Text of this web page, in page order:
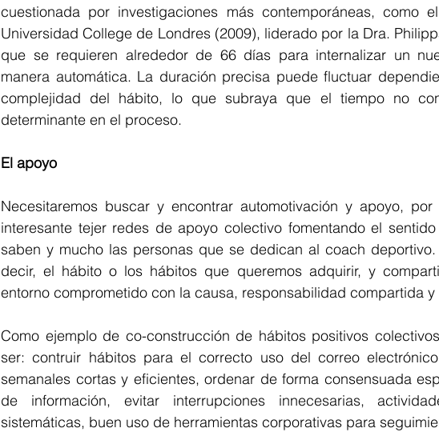
cuestionada por investigaciones más contemporáneas, como
Universidad College de Londres (2009), liderado por la Dra.
que se requieren alrededor de 66 días para internalizar un
manera automática. La duración precisa puede fluctuar
complejidad del hábito, lo que subraya que el tiempo no
determinante en el proceso.
El apoyo
Necesitaremos buscar y encontrar automotivación y apoyo,
interesante tejer redes de apoyo colectivo fomentando el
saben y mucho las personas que se dedican al coach
decir, el hábito o los hábitos que queremos adquirir, y
entorno comprometido con la causa, responsabilidad compartida
Como ejemplo de co-construcción de hábitos positivos
ser: contruir hábitos para el correcto uso del correo
semanales cortas y eficientes, ordenar de forma consensuada
de información, evitar interrupciones innecesarias,
sistemáticas, buen uso de herramientas corporativas para